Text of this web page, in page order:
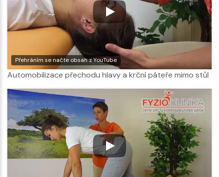
Přehráním se načte obsah z YouTube
Automobilizace přechodu hlavy a krční páteře mimo stůl